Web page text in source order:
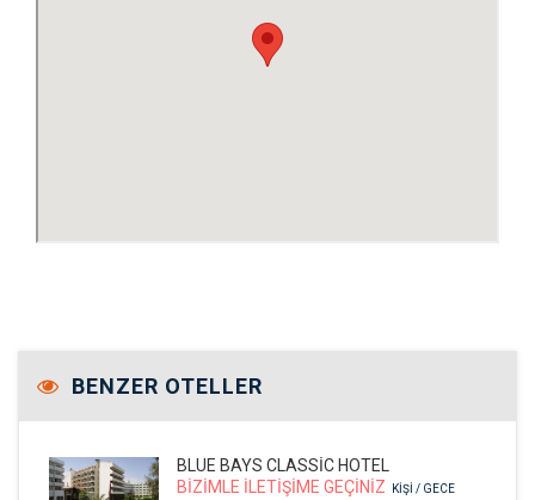
BENZER OTELLER
BLUE BAYS CLASSİC HOTEL
BİZİMLE İLETİŞİME GEÇİNİZ
KIŞI / GECE